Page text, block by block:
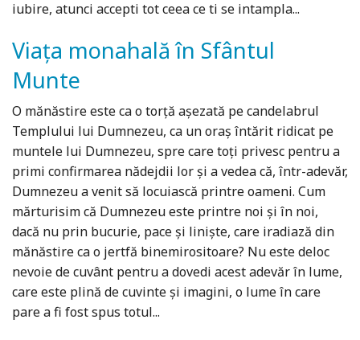
iubire, atunci accepti tot ceea ce ti se intampla...
Viața monahală în Sfântul
Munte
O mănăstire este ca o torţă aşezată pe candelabrul
Templului lui Dumnezeu, ca un oraş întărit ridicat pe
muntele lui Dumnezeu, spre care toţi privesc pentru a
primi confirmarea nădejdii lor şi a vedea că, într-adevăr,
Dumnezeu a venit să locuiască printre oameni. Cum
mărturisim că Dumnezeu este printre noi şi în noi,
dacă nu prin bucurie, pace şi linişte, care iradiază din
mănăstire ca o jertfă binemirositoare? Nu este deloc
nevoie de cuvânt pentru a dovedi acest adevăr în lume,
care este plină de cuvinte şi imagini, o lume în care
pare a fi fost spus totul...